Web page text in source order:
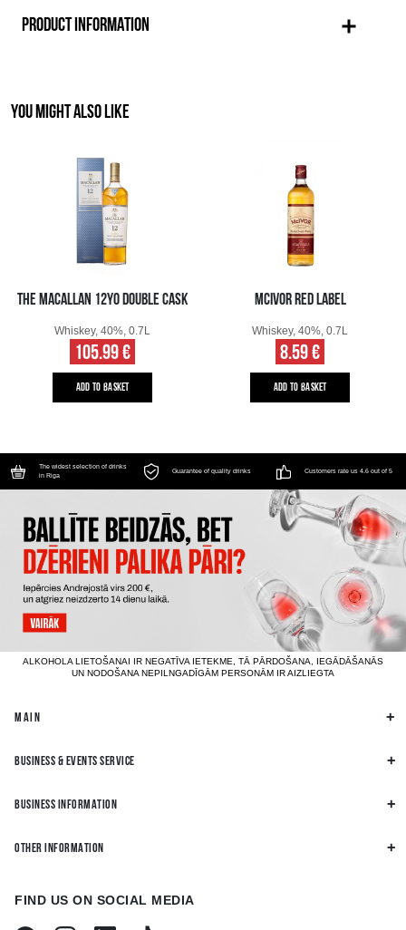
PRODUCT INFORMATION
YOU MIGHT ALSO LIKE
THE MACALLAN 12YO DOUBLE CASK
Whiskey, 40%, 0.7L
105.99 €
ADD TO BASKET
MCIVOR RED LABEL
Whiskey, 40%, 0.7L
8.59 €
ADD TO BASKET
The widest selection of drinks
in Riga
Guarantee of quality drinks Customers rate us 4.6 out of 5
ALKOHOLA LIETOŠANAI IR NEGATĪVA IETEKME, TĀ PĀRDOŠANA, IEGĀDĀŠANĀS
UN NODOŠANA NEPILNGADĪGĀM PERSONĀM IR AIZLIEGTA
MAIN
BUSINESS & EVENTS SERVICE
BUSINESS INFORMATION
OTHER INFORMATION
FIND US ON SOCIAL MEDIA